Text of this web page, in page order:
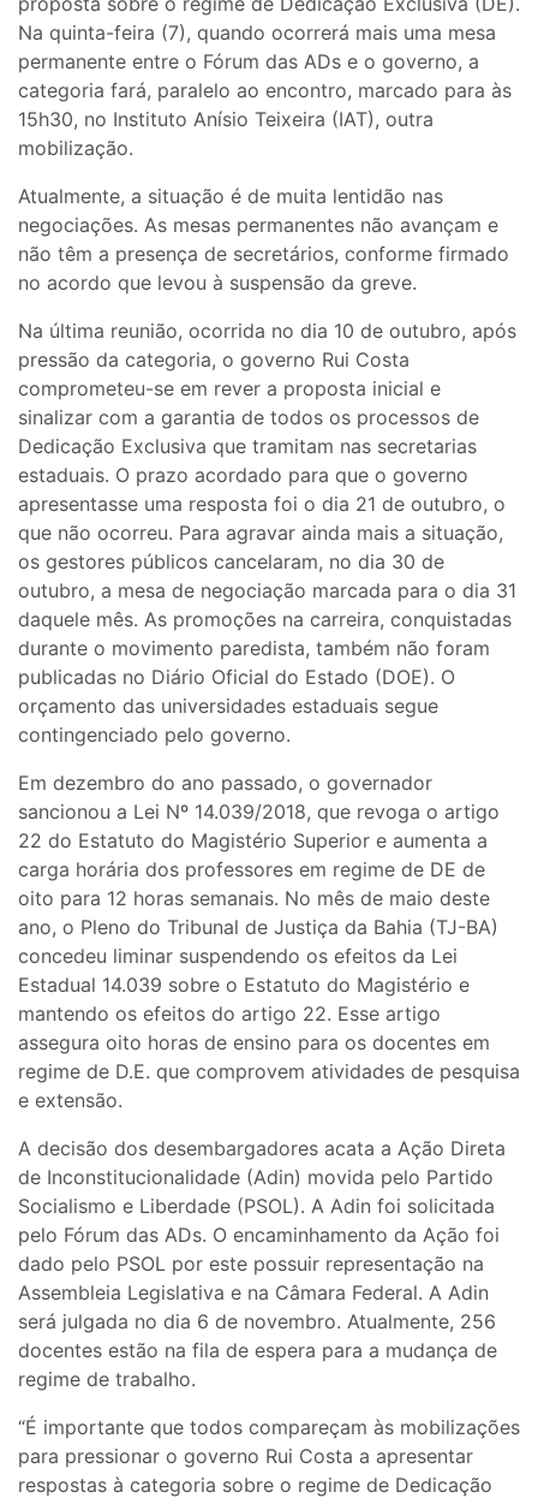
Na quinta-feira (7), quando ocorrerá mais uma mesa
permanente entre o Fórum das ADs e o governo, a
categoria fará, paralelo ao encontro, marcado para às
15h30, no Instituto Anísio Teixeira (IAT), outra
mobilização.
Atualmente, a situação é de muita lentidão nas
negociações. As mesas permanentes não avançam e
não têm a presença de secretários, conforme firmado
no acordo que levou à suspensão da greve.
Na última reunião, ocorrida no dia 10 de outubro, após
pressão da categoria, o governo Rui Costa
comprometeu-se em rever a proposta inicial e
sinalizar com a garantia de todos os processos de
Dedicação Exclusiva que tramitam nas secretarias
estaduais. O prazo acordado para que o governo
apresentasse uma resposta foi o dia 21 de outubro, o
que não ocorreu. Para agravar ainda mais a situação,
os gestores públicos cancelaram, no dia 30 de
outubro, a mesa de negociação marcada para o dia 31
daquele mês. As promoções na carreira, conquistadas
durante o movimento paredista, também não foram
publicadas no Diário Oficial do Estado (DOE). O
orçamento das universidades estaduais segue
contingenciado pelo governo.
Em dezembro do ano passado, o governador
sancionou a Lei Nº 14.039/2018, que revoga o artigo
22 do Estatuto do Magistério Superior e aumenta a
carga horária dos professores em regime de DE de
oito para 12 horas semanais. No mês de maio deste
ano, o Pleno do Tribunal de Justiça da Bahia (TJ-BA)
concedeu liminar suspendendo os efeitos da Lei
Estadual 14.039 sobre o Estatuto do Magistério e
mantendo os efeitos do artigo 22. Esse artigo
assegura oito horas de ensino para os docentes em
regime de D.E. que comprovem atividades de pesquisa
e extensão.
A decisão dos desembargadores acata a Ação Direta
de Inconstitucionalidade (Adin) movida pelo Partido
Socialismo e Liberdade (PSOL). A Adin foi solicitada
pelo Fórum das ADs. O encaminhamento da Ação foi
dado pelo PSOL por este possuir representação na
Assembleia Legislativa e na Câmara Federal. A Adin
será julgada no dia 6 de novembro. Atualmente, 256
docentes estão na fila de espera para a mudança de
regime de trabalho.
“É importante que todos compareçam às mobilizações
para pressionar o governo Rui Costa a apresentar
respostas à categoria sobre o regime de Dedicação